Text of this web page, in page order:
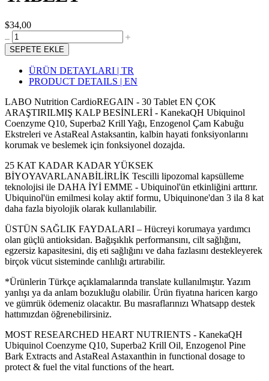
$34,00
SEPETE EKLE
ÜRÜN DETAYLARI | TR
PRODUCT DETAILS | EN
LABO Nutrition CardioREGAIN - 30 Tablet EN ÇOK
ARAŞTIRILMIŞ KALP BESİNLERİ - KanekaQH Ubiquinol
Coenzyme Q10, Superba2 Krill Yağı, Enzogenol Çam Kabuğu
Ekstreleri ve AstaReal Astaksantin, kalbin hayati fonksiyonlarını
korumak ve beslemek için fonksiyonel dozajda.
25 KAT KADAR KADAR YÜKSEK
BİYOYAVARLANABİLİRLİK Tescilli lipozomal kapsülleme
teknolojisi ile DAHA İYİ EMME - Ubiquinol'ün etkinliğini arttırır.
Ubiquinol'ün emilmesi kolay aktif formu, Ubiquinone'dan 3 ila 8 kat
daha fazla biyolojik olarak kullanılabilir.
ÜSTÜN SAĞLIK FAYDALARI – Hücreyi korumaya yardımcı
olan güçlü antioksidan. Bağışıklık performansını, cilt sağlığını,
egzersiz kapasitesini, diş eti sağlığını ve daha fazlasını destekleyerek
birçok vücut sisteminde canlılığı artırabilir.
*Ürünlerin Türkçe açıklamalarında translate kullanılmıştır. Yazım
yanlışı ya da anlam bozukluğu olabilir. Ürün fiyatına haricen kargo
ve gümrük ödemeniz olacaktır. Bu masraflarınızı Whatsapp destek
hattımızdan öğrenebilirsiniz.
MOST RESEARCHED HEART NUTRIENTS - KanekaQH
Ubiquinol Coenzyme Q10, Superba2 Krill Oil, Enzogenol Pine
Bark Extracts and AstaReal Astaxanthin in functional dosage to
protect & fuel the vital functions of the heart.